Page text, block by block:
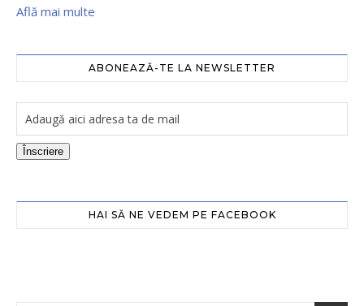
Află mai multe
ABONEAZĂ-TE LA NEWSLETTER
Înscriere
HAI SĂ NE VEDEM PE FACEBOOK